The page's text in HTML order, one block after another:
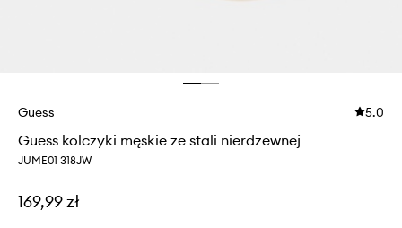
Guess 5.0
Guess kolczyki męskie ze stali nierdzewnej
JUME01 318JW
169,99 zł